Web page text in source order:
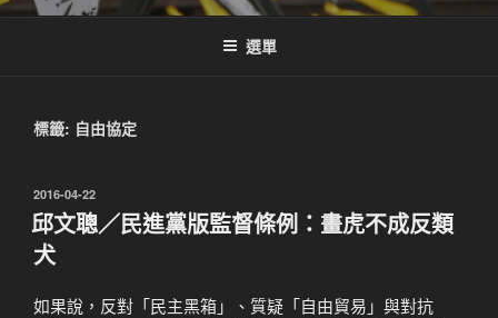
選單
標籤: 自由協定
發
佈
於
2016-04-22
邱文聰／民進黨版監督條例：畫虎不成反類
犬
如果說，反對「民主黑箱」、質疑「自由貿易」與對抗